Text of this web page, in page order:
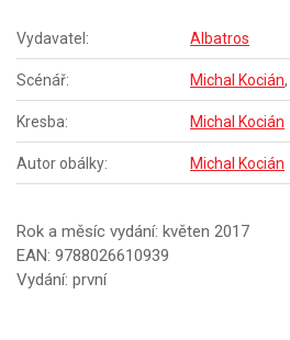
Vydavatel: Albatros
Scénář: Michal Kocián,
Kresba: Michal Kocián
Autor obálky: Michal Kocián
Rok a měsíc vydání: květen 2017
EAN: 9788026610939
Vydání: první